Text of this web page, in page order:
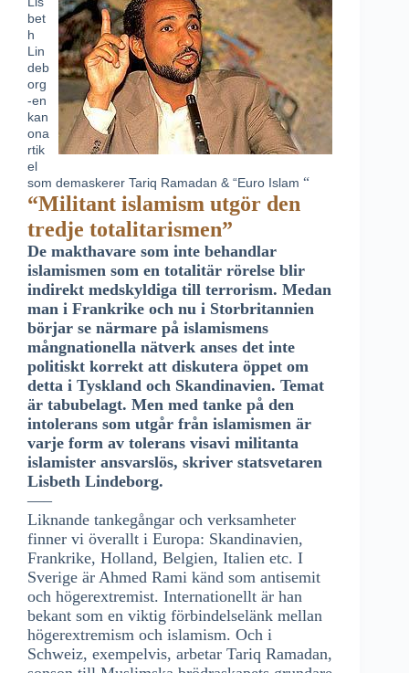
bet
h
Lin
deb
org
-en
kan
ona
rtik
el
som demaskerer Tariq Ramadan & “Euro Islam “
“Militant islamism utgör den
tredje totalitarismen”
De makthavare som inte behandlar
islamismen som en totalitär rörelse blir
indirekt medskyldiga till terrorism. Medan
man i Frankrike och nu i Storbritannien
börjar se närmare på islamismens
mångnationella nätverk anses det inte
politiskt korrekt att diskutera öppet om
detta i Tyskland och Skandinavien. Temat
är tabubelagt. Men med tanke på den
intolerans som utgår från islamismen är
varje form av tolerans visavi militanta
islamister ansvarslös, skriver statsvetaren
Lisbeth Lindeborg.
—–
Liknande tankegångar och verksamheter
finner vi överallt i Europa: Skandinavien,
Frankrike, Holland, Belgien, Italien etc. I
Sverige är Ahmed Rami känd som antisemit
och högerextremist. Internationellt är han
bekant som en viktig förbindelselänk mellan
högerextremism och islamism. Och i
Schweiz, exempelvis, arbetar Tariq Ramadan,